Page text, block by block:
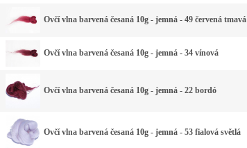
Ovčí vlna barvená česaná 10g - jemná - 49 červená tmavá
Ovčí vlna barvená česaná 10g - jemná - 34 vínová
Ovčí vlna barvená česaná 10g - jemná - 22 bordó
Ovčí vlna barvená česaná 10g - jemná - 53 fialová světlá